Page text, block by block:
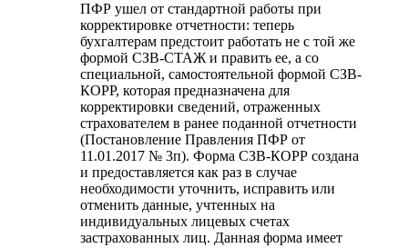
ПФР ушел от стандартной работы при
корректировке отчетности: теперь
бухгалтерам предстоит работать не с той же
формой СЗВ-СТАЖ и править ее, а со
специальной, самостоятельной формой СЗВ-
КОРР, которая предназначена для
корректировки сведений, отраженных
страхователем в ранее поданной отчетности
(Постановление Правления ПФР от
11.01.2017 № 3п). Форма СЗВ-КОРР создана
и предоставляется как раз в случае
необходимости уточнить, исправить или
отменить данные, учтенных на
индивидуальных лицевых счетах
застрахованных лиц. Данная форма имеет